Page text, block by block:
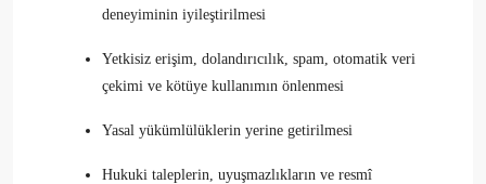
deneyiminin iyileştirilmesi
Yetkisiz erişim, dolandırıcılık, spam, otomatik veri
çekimi ve kötüye kullanımın önlenmesi
Yasal yükümlülüklerin yerine getirilmesi
Hukuki taleplerin, uyuşmazlıkların ve resmî